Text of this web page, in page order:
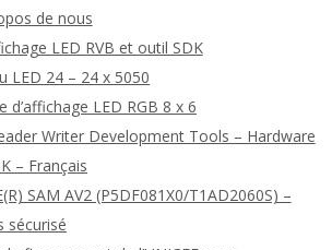
de nous
LED RVB et outil SDK
LED 24 – 24 x 5050
d’affichage LED RGB 8 x 6
Writer Development Tools – Hardware
– Français
SAM AV2 (P5DF081X0/T1AD2060S) –
sécurisé